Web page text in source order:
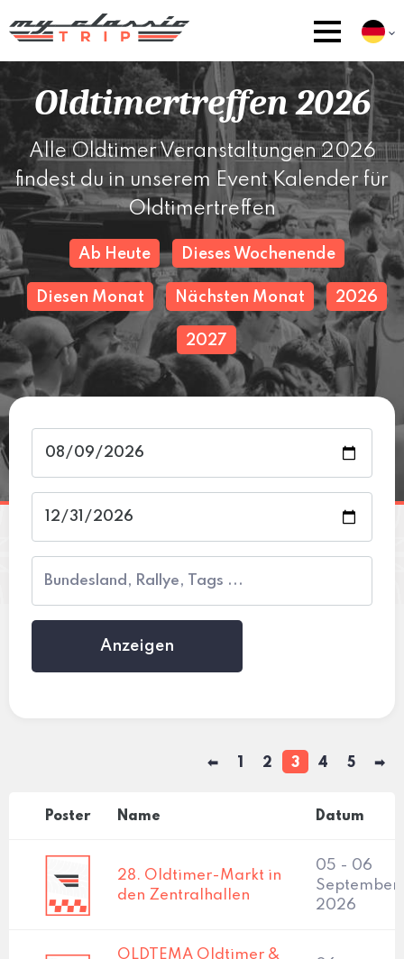
Oldtimertreffen 2026
Alle Oldtimer Veranstaltungen 2026
findest du in unserem Event Kalender für
Oldtimertreffen
Ab Heute Dieses Wochenende
Diesen Monat Nächsten Monat 2026
2027
Anzeigen
⬅ 1 2 3 4 5 ➡
Poster Name Datum
28. Oldtimer-Markt in
den Zentralhallen
05 - 06
September
2026
OLDTEMA Oldtimer &